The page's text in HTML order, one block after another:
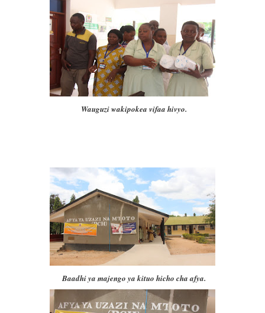
Wauguzi wakipokea vifaa hivyo.
Baadhi ya majengo ya kituo hicho cha afya.